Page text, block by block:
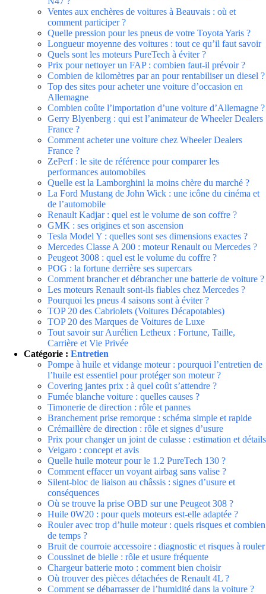
Ventes aux enchères de voitures à Beauvais : où et
comment participer ?
Quelle pression pour les pneus de votre Toyota Yaris ?
Longueur moyenne des voitures : tout ce qu’il faut savoir
Quels sont les moteurs PureTech à éviter ?
Prix pour nettoyer un FAP : combien faut-il prévoir ?
Combien de kilomètres par an pour rentabiliser un diesel ?
Top des sites pour acheter une voiture d’occasion en
Allemagne
Combien coûte l’importation d’une voiture d’Allemagne ?
Gerry Blyenberg : qui est l’animateur de Wheeler Dealers
France ?
Comment acheter une voiture chez Wheeler Dealers
France ?
ZePerf : le site de référence pour comparer les
performances automobiles
Quelle est la Lamborghini la moins chère du marché ?
La Ford Mustang de John Wick : une icône du cinéma et
de l’automobile
Renault Kadjar : quel est le volume de son coffre ?
GMK : ses origines et son ascension
Tesla Model Y : quelles sont ses dimensions exactes ?
Mercedes Classe A 200 : moteur Renault ou Mercedes ?
Peugeot 3008 : quel est le volume du coffre ?
POG : la fortune derrière ses supercars
Comment brancher et débrancher une batterie de voiture ?
Les moteurs Renault sont-ils fiables chez Mercedes ?
Pourquoi les pneus 4 saisons sont à éviter ?
TOP 20 des Cabriolets (Voitures Décapotables)
TOP 20 des Marques de Voitures de Luxe
Tout savoir sur Aurélien Letheux : Fortune, Taille,
Carrière et Vie Privée
Catégorie : Entretien
Pompe à huile et vidange moteur : pourquoi l’entretien de
l’huile est essentiel pour protéger son moteur ?
Covering jantes prix : à quel coût s’attendre ?
Fumée blanche voiture : quelles causes ?
Timonerie de direction : rôle et pannes
Branchement prise remorque : schéma simple et rapide
Crémaillère de direction : rôle et signes d’usure
Prix pour changer un joint de culasse : estimation et détails
Veigaro : concept et avis
Quelle huile moteur pour le 1.2 PureTech 130 ?
Comment effacer un voyant airbag sans valise ?
Silent-bloc de liaison au châssis : signes d’usure et
conséquences
Où se trouve la prise OBD sur une Peugeot 308 ?
Huile 0W20 : pour quels moteurs est-elle adaptée ?
Rouler avec trop d’huile moteur : quels risques et combien
de temps ?
Bruit de courroie accessoire : diagnostic et risques à rouler
Coussinet de bielle : rôle et usure fréquente
Chargeur batterie moto : comment bien choisir
Où trouver des pièces détachées de Renault 4L ?
Comment se débarrasser de l’humidité dans la voiture ?